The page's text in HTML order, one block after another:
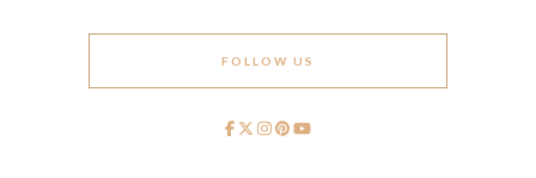
FOLLOW US